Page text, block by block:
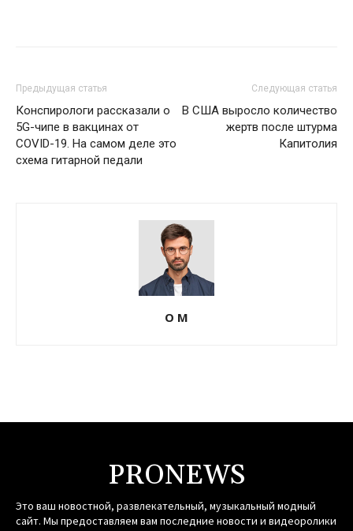
Предыдущая статья
Конспирологи рассказали о
5G-чипе в вакцинах от
COVID-19. На самом деле это
схема гитарной педали
Следующая статья
В США выросло количество
жертв после штурма
Капитолия
О М
PRONEWS
Это ваш новостной, развлекательный, музыкальный модный
сайт. Мы предоставляем вам последние новости и видеоролики